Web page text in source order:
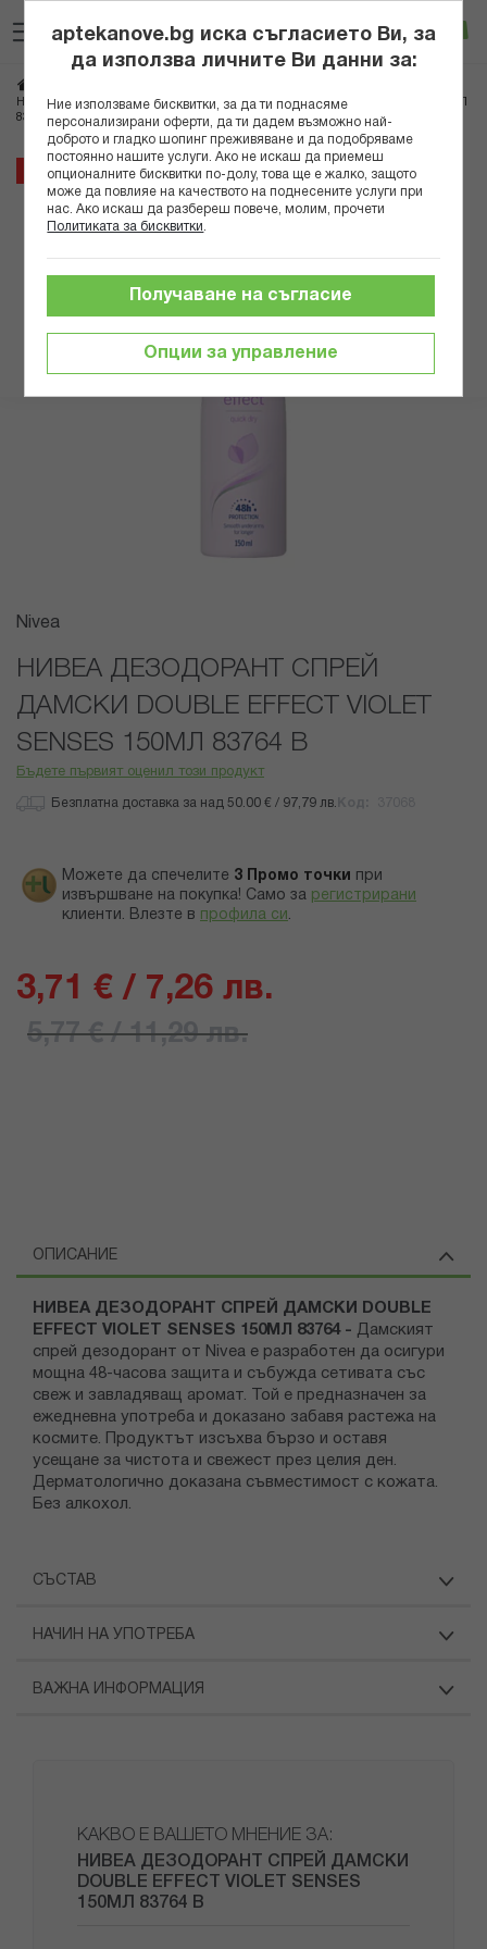
към
съдържанието
Вход
НИВЕА ДЕЗОДОРАНТ СПРЕЙ ДАМСКИ DOUBLE EFFECT VIOLET SENSES 150МЛ
83764 В
36%
Преминете
края
галерията
изображенията
Преминете
началото
галерия
със
снимки
Nivea
НИВЕА ДЕЗОДОРАНТ СПРЕЙ
ДАМСКИ DOUBLE EFFECT VIOLET
SENSES 150МЛ 83764 В
Бъдете първият оценил този продукт
Безплатна доставка за над 50.00 € / 97,79 лв.
Можете да спечелите 3 Промо точки
при
извършване на покупка! Само за регистрирани
клиенти. Влезте в профила си .
3,71 € / 7,26 лв.
5,77 € / 11,29 лв.
ОПИСАНИЕ
НИВЕА ДЕЗОДОРАНТ СПРЕЙ ДАМСКИ DOUBLE
EFFECT VIOLET SENSES 150МЛ 83764 - Дамският
спрей дезодорант от Nivea е разработен да осигури
мощна 48-часова защита и събужда сетивата със
свеж и завладяващ аромат. Той е предназначен за
ежедневна употреба и доказано забавя растежа на
космите. Продуктът изсъхва бързо и оставя
усещане за чистота и свежест през целия ден.
Дерматологично доказана съвместимост с кожата.
Без алкохол.
СЪСТАВ
НАЧИН НА УПОТРЕБА
ВАЖНА ИНФОРМАЦИЯ
КАКВО Е ВАШЕТО МНЕНИЕ ЗА:
НИВЕА ДЕЗОДОРАНТ СПРЕЙ ДАМСКИ
DOUBLE EFFECT VIOLET SENSES
150МЛ 83764 В
aptekanove.bg иска съгласието Ви, за
да използва личните Ви данни за:
Ние използваме бисквитки, за да ти поднасяме
персонализирани оферти, да ти дадем възможно най-
доброто и гладко шопинг преживяване и да подобряваме
постоянно нашите услуги. Ако не искаш да приемеш
опционалните бисквитки по-долу, това ще е жалко, защото
може да повлияе на качеството на поднесените услуги при
нас. Ако искаш да разбереш повече, молим, прочети
Политиката за бисквитки
Опции за управление
Получаване на съгласие